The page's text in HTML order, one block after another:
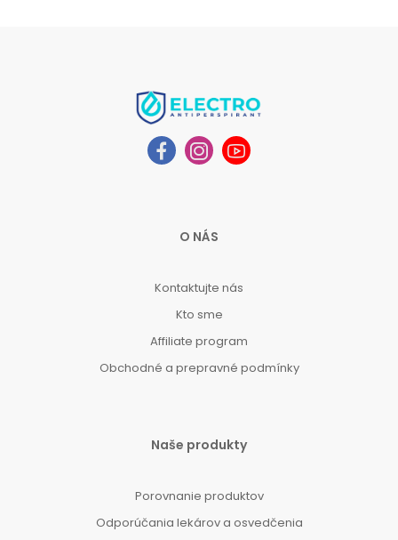
O NÁS
Kontaktujte nás
Kto sme
Affiliate program
Obchodné a prepravné podmínky
Naše produkty
Porovnanie produktov
Odporúčania lekárov a osvedčenia